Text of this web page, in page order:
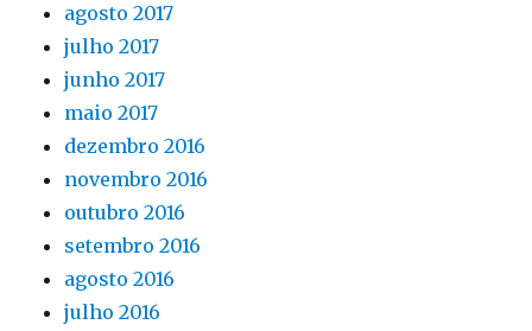
agosto 2017
julho 2017
junho 2017
maio 2017
dezembro 2016
novembro 2016
outubro 2016
setembro 2016
agosto 2016
julho 2016